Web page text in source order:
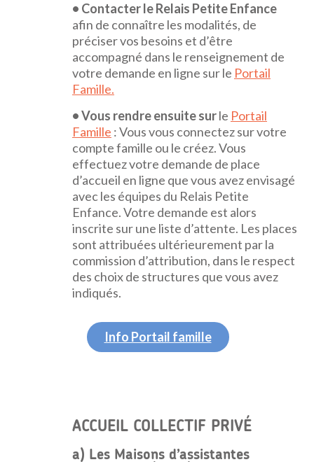
• Contacter le Relais Petite Enfance
afin de connaître les modalités, de
préciser vos besoins et d’être
accompagné dans le renseignement de
votre demande en ligne sur le Portail
Famille.
• Vous rendre ensuite surle Portail
Famille : Vous vous connectez sur votre
compte famille ou le créez. Vous
effectuez votre demande de place
d’accueil en ligne que vous avez envisagé
avec les équipes du Relais Petite
Enfance. Votre demande est alors
inscrite sur une liste d’attente. Les places
sont attribuées ultérieurement par la
commission d’attribution, dans le respect
des choix de structures que vous avez
indiqués.
Info Portail famille
ACCUEIL COLLECTIF PRIVÉ
a) Les Maisons d’assistantes